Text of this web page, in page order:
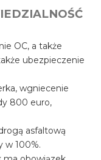
OC, a także
ubezpieczenie
wgniecenie
800 euro,
asfaltową
w 100%.